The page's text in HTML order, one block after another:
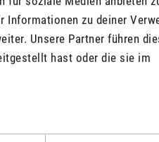
Informationen zu deiner
Unsere Partner führen
hast oder die sie im
zudem Pollen
aus der Luft.